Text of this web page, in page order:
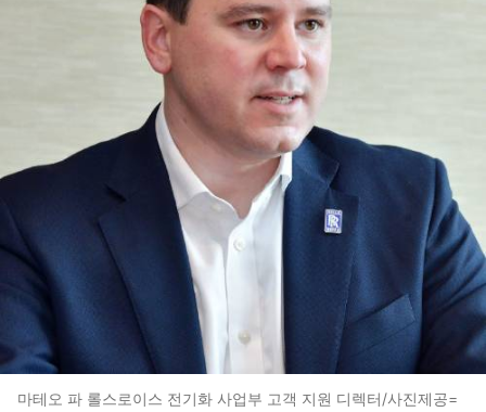
마테오 파 롤스로이스 전기화 사업부 고객 지원 디렉터/사진제공=